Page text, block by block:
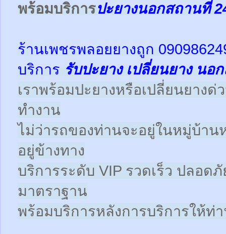
พร้อมบริการปะยางนอกสถานที่
ร้านเพชรพลอยยางถูก
บริการ รับปะยาง เปลี่ยนยาง นอ
เราพร้อมปะยางหรือเปลี่ยนยาง
ทำงาน
ไม่ว่ารถของท่านจะอยู่ในหมู่บ้า
อยู่ข้างทาง
บริการระดับ VIP รวดเร็ว ปลอด
มาตราฐาน
พร้อมบริการหลังการบริการให้ท่